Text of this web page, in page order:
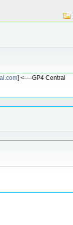
] <----GP4 Central